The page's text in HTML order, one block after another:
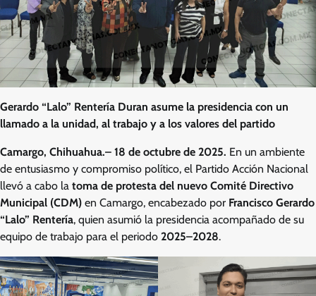
Gerardo “Lalo” Rentería Duran asume la presidencia con un
llamado a la unidad, al trabajo y a los valores del partido
Camargo, Chihuahua.– 18 de octubre de 2025. En un ambiente
de entusiasmo y compromiso político, el Partido Acción Nacional
llevó a cabo la toma de protesta del nuevo Comité Directivo
Municipal (CDM) en Camargo, encabezado por Francisco Gerardo
“Lalo” Rentería, quien asumió la presidencia acompañado de su
equipo de trabajo para el periodo 2025–2028.